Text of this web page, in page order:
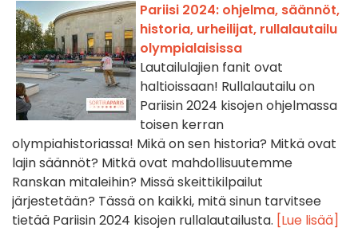
Pariisi 2024: ohjelma, säännöt,
historia, urheilijat, rullalautailu
olympialaisissa
Lautailulajien fanit ovat
haltioissaan! Rullalautailu on
Pariisin 2024 kisojen ohjelmassa
toisen kerran
olympiahistoriassa! Mikä on sen historia? Mitkä ovat
lajin säännöt? Mitkä ovat mahdollisuutemme
Ranskan mitaleihin? Missä skeittikilpailut
järjestetään? Tässä on kaikki, mitä sinun tarvitsee
tietää Pariisin 2024 kisojen rullalautailusta. [Lue lisää]